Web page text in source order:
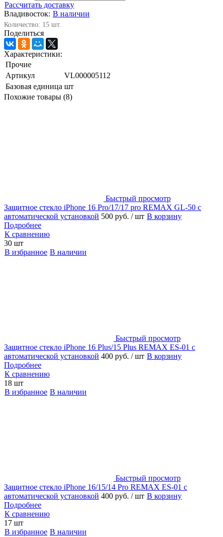
Рассчитать доставку
Владивосток: В наличии
Количество: 15 шт.
Поделиться
Характеристики:
Прочие
Артикул
VL000005112
Базовая единица шт
Похожие товары (8)
Быстрый просмотр
Защитное стекло iPhone 16 Pro/17/17 pro REMAX GL-50 с
автоматической установкой 500 руб. / шт В корзину
Подробнее
К сравнению
30 шт
В избранное В наличии
Быстрый просмотр
Защитное стекло iPhone 16 Plus/15 Plus REMAX ES-01 с
автоматической установкой 400 руб. / шт В корзину
Подробнее
К сравнению
18 шт
В избранное В наличии
Быстрый просмотр
Защитное стекло iPhone 16/15/14 Pro REMAX ES-01 с
автоматической установкой 400 руб. / шт В корзину
Подробнее
К сравнению
17 шт
В избранное В наличии